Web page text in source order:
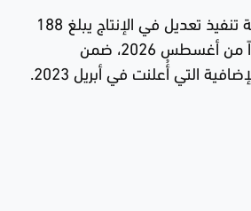
وقررت الدول المشاركة تنفيذ تعديل في الإنتاج يبلغ 188
ألف برميل يومياً اعتباراً من أغسطس 2026، ضمن
التي أُعلنت في أبريل 2023.